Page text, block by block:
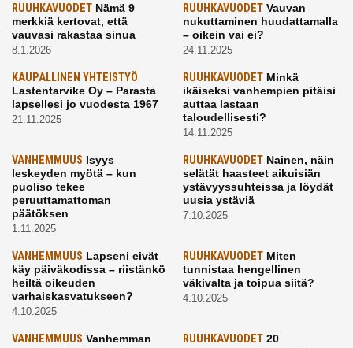
RUUHKAVUODET Nämä 9
merkkiä kertovat, että
vauvasi rakastaa sinua
8.1.2026
RUUHKAVUODETVauvan
nukuttaminen huudattamalla
– oikein vai ei?
24.11.2025
KAUPALLINEN YHTEISTYÖ
Lastentarvike Oy – Parasta
lapsellesi jo vuodesta 1967
21.11.2025
RUUHKAVUODETMinkä
ikäiseksi vanhempien pitäisi
auttaa lastaan
taloudellisesti?
14.11.2025
VANHEMMUUS Isyys
leskeyden myötä – kun
puoliso tekee
peruuttamattoman
päätöksen
1.11.2025
RUUHKAVUODETNainen, näin
selätät haasteet aikuisiän
ystävyyssuhteissa ja löydät
uusia ystäviä
7.10.2025
VANHEMMUUS Lapseni eivät
käy päiväkodissa – riistänkö
heiltä oikeuden
varhaiskasvatukseen?
4.10.2025
RUUHKAVUODETMiten
tunnistaa hengellinen
väkivalta ja toipua siitä?
4.10.2025
VANHEMMUUS Vanhemman
RUUHKAVUODET20